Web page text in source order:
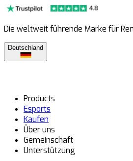
Die weltweit führende Marke für
Deutschland
Products
Esports
Kaufen
Über uns
Gemeinschaft
Unterstützung